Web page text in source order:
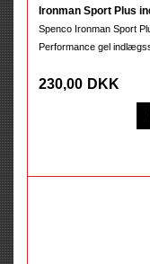
Ironman Sport Plus
Spenco Ironman Sport
Performance gel
230,00 DKK